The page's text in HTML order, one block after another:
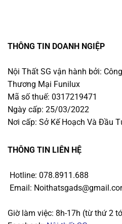
THÔNG TIN DOANH NGIỆP
Nội Thất SG vận hành bởi:
Thương Mại Funilux
Mã số thuế: 0317219471
Ngày cấp: 25/03/2022
Nơi cấp: Sở Kế Hoạch Và Đầu
THÔNG TIN LIÊN HỆ
Hotline: 078.8911.688
Email:
Giờ làm việc: 8h-17h (từ thứ 2